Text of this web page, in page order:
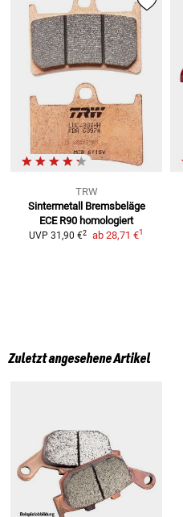
TRW
Sintermetall Bremsbeläge
ECE R90 homologiert
UVP 31,90 €2 ab 28,71 €1
Zuletzt angesehene Artikel